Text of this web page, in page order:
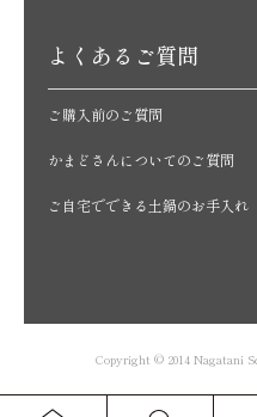
よくあるご質問
ご購入前のご質問
かまどさんについてのご質問
ご自宅でできる土鍋のお手入れ
Copyright © 2014 Nagatani